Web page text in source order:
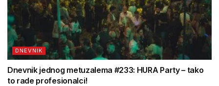
DNEVNIK
Dnevnik jednog metuzalema #233: HURA Party – tako
to rade profesionalci!